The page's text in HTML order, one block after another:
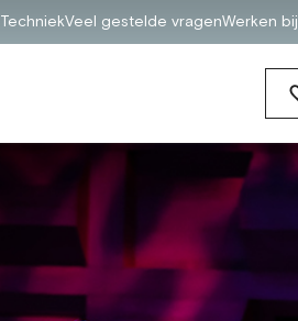
TechniekVeel gestelde vragenWerken bij